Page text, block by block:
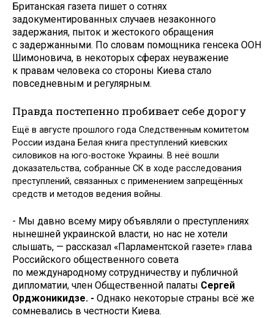
Британская газета пишет о сотнях
задокументированных случаев незаконного
задержания, пыток и жестокого обращения
с задержанными. По словам помощника генсека ООН
Шимоновича, в некоторых сферах неуважение
к правам человека со стороны Киева стало
повседневным и регулярным.
Правда постепенно пробивает себе дорогу
Ещё в августе прошлого года Следственным комитетом
России издана Белая книга преступлений киевских
силовиков на юго-востоке Украины. В неё вошли
доказательства, собранные СК в ходе расследования
преступлений, связанных с применением запрещённых
средств и методов ведения войны.
- Мы давно всему миру объявляли о преступлениях
нынешней украинской власти, но нас не хотели
слышать, — рассказал «Парламентской газете» глава
Российского общественного совета
по международному сотрудничеству и публичной
дипломатии, член Общественной палаты Сергей
Орджоникидзе. - Однако некоторые страны всё же
сомневались в честности Киева.